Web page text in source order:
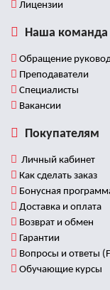
Лицензии
Наша команда
Обращение
Преподаватели
Специалисты
Вакансии
Покупателям
Личный кабинет
Как сделать заказ
Бонусная
Доставка и оплата
Возврат и обмен
Гарантии
Вопросы и ответы
Обучающие курсы